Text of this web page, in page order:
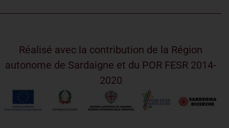
Réalisé avec la contribution de la Région
autonome de Sardaigne et du POR FESR 2014-
2020